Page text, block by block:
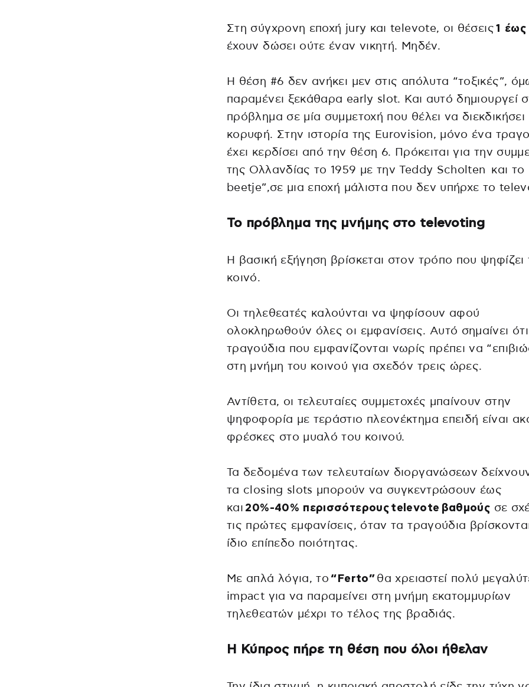
Στη σύγχρονη εποχή jury και televote, οι θέσεις1 έως
έχουν δώσει ούτε έναν νικητή. Μηδέν.
Η θέση #6 δεν ανήκει μεν στις απόλυτα “τοξικές”,
παραμένει ξεκάθαρα early slot. Και αυτό δημιουργεί
πρόβλημα σε μία συμμετοχή που θέλει να διεκδικήσει
κορυφή. Στην ιστορία της Eurovision, μόνο ένα
έχει κερδίσει από την θέση 6. Πρόκειται για την
της Ολλανδίας το 1959 με την Teddy Scholten και το
beetje”,σε μια εποχή μάλιστα που δεν υπήρχε το
Το πρόβλημα της μνήμης στο televoting
Η βασική εξήγηση βρίσκεται στον τρόπο που ψηφίζει
κοινό.
Οι τηλεθεατές καλούνται να ψηφίσουν αφού
ολοκληρωθούν όλες οι εμφανίσεις. Αυτό σημαίνει
τραγούδια που εμφανίζονται νωρίς πρέπει να
στη μνήμη του κοινού για σχεδόν τρεις ώρες.
Αντίθετα, οι τελευταίες συμμετοχές μπαίνουν στην
ψηφοφορία με τεράστιο πλεονέκτημα επειδή είναι
φρέσκες στο μυαλό του κοινού.
Τα δεδομένα των τελευταίων διοργανώσεων
τα closing slots μπορούν να συγκεντρώσουν έως
και 20%-40% περισσότερους televote βαθμούς σε
τις πρώτες εμφανίσεις, όταν τα τραγούδια
ίδιο επίπεδο ποιότητας.
Με απλά λόγια, το “ Ferto” θα χρειαστεί πολύ
impact για να παραμείνει στη μνήμη εκατομμυρίων
τηλεθεατών μέχρι το τέλος της βραδιάς.
Η Κύπρος πήρε τη θέση που όλοι ήθελαν